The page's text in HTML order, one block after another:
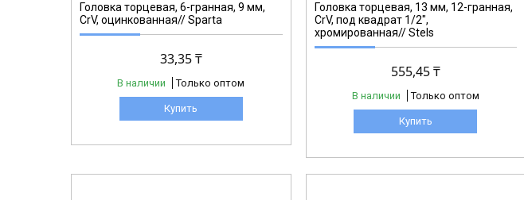
Головка торцевая, 6-гранная, 9 мм,
CrV, оцинкованная// Sparta
33,35 ₸
В наличии Только оптом
Купить
Головка торцевая, 13 мм, 12-гранная,
CrV, под квадрат 1/2",
хромированная// Stels
555,45 ₸
В наличии Только оптом
Купить